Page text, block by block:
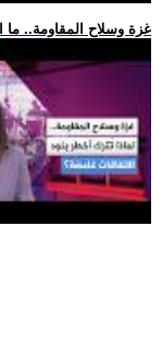
.. غزة وسلاح المقاومة..